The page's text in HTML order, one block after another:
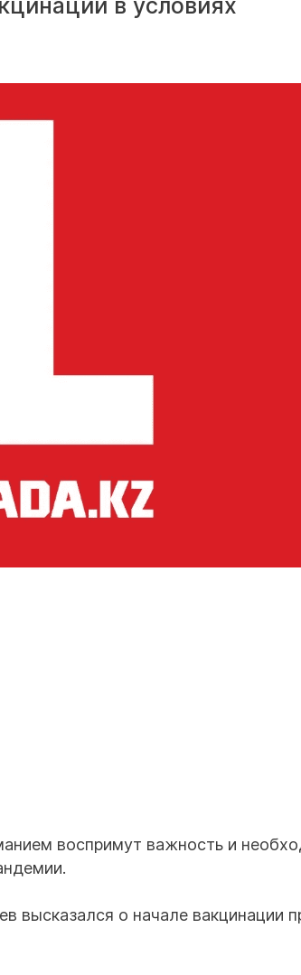
в условиях
воспримут важность и
высказался о начале вакцинации